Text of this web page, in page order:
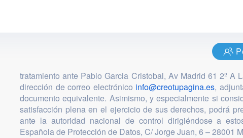
tratamiento ante Pablo Garcia Cristobal, Av Madrid 61 2º A
dirección de correo electrónico info@creotupagina.es,
documento equivalente. Asimismo, y especialmente si
satisfacción plena en el ejercicio de sus derechos, podrá
ante la autoridad nacional de control dirigiéndose a
Española de Protección de Datos, C/ Jorge Juan, 6 – 28001